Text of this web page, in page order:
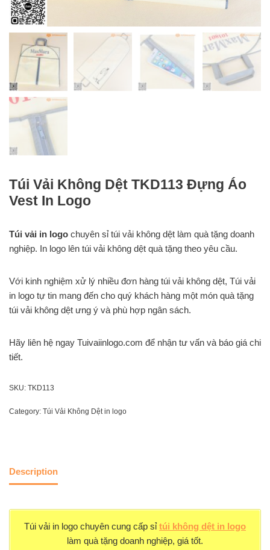
Túi Vải Không Dệt TKD113 Đựng Áo
Vest In Logo
Túi vải in logo chuyên sỉ túi vải không dệt làm quà tặng doanh
nghiệp. In logo lên túi vải không dệt quà tặng theo yêu cầu.
Với kinh nghiệm xử lý nhiều đơn hàng túi vải không dệt, Túi vải
in logo tự tin mang đến cho quý khách hàng một món quà tặng
túi vải không dệt ưng ý và phù hợp ngân sách.
Hãy liên hệ ngay Tuivaiinlogo.com để nhận tư vấn và báo giá chi
tiết.
SKU: TKD113
Category: Túi Vải Không Dệt in logo
Description
Túi vải in logo chuyên cung cấp sỉtúi không dệt in logo
làm quà tặng doanh nghiệp, giá tốt.